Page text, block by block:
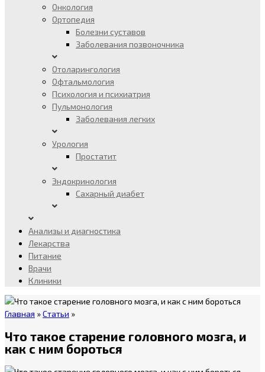
Онкология
Ортопедия
Болезни суставов
Заболевания позвоночника
Отоларингология
Офтальмология
Психология и психиатрия
Пульмонология
Заболевания легких
Урология
Простатит
Эндокринология
Сахарный диабет
Анализы и диагностика
Лекарства
Питание
Врачи
Клиники
Главная »Статьи »
Что такое старение головного мозга, и
как с ним бороться